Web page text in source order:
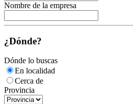
Nombre de la empresa
¿Dónde?
Dónde lo buscas
En localidad
Cerca de
Provincia